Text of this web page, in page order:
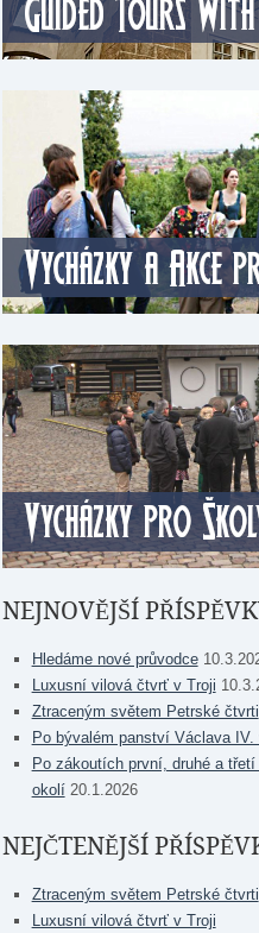
NEJNOVĚJŠÍ
Hledáme nové průvodce
Luxusní vilová čtvrť v Troji
Ztraceným světem Petrské čtvrti
Po bývalém panství Václava
Po zákoutích první, druhé a
okolí 20.1.2026
NEJČTENĚJŠÍ
Ztraceným světem Petrské čtvrti
Luxusní vilová čtvrť v Troji